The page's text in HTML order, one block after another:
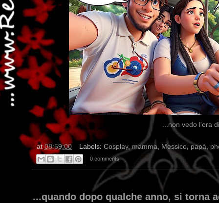
...non vedo l'ora
at08:59:00 Labels: Cosplay,mamma Messico, papà
0 comments
...quando dopo qualche anno, si torna